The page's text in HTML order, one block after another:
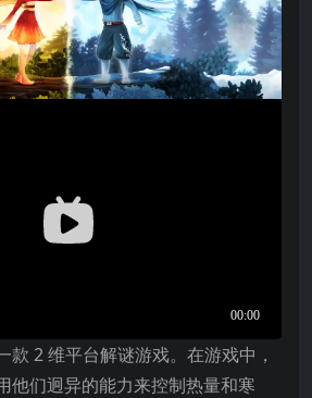
款 2 维平台解谜游戏。在游戏中，
他们迥异的能力来控制热量和寒